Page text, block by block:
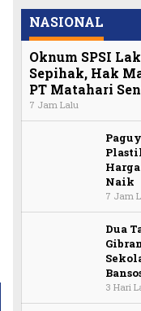
NASIONAL
Oknum SPSI
Sepihak, Hak
PT Matahari
7 Jam Lalu
Naik
7 Jam
Dua
3 Hari